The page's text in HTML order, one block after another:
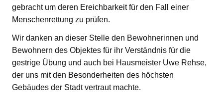
gebracht um deren Ereichbarkeit für den Fall einer
Menschenrettung zu prüfen.
Wir danken an dieser Stelle den Bewohnerinnen und
Bewohnern des Objektes für ihr Verständnis für die
gestrige Übung und auch bei Hausmeister Uwe Rehse,
der uns mit den Besonderheiten des höchsten
Gebäudes der Stadt vertraut machte.